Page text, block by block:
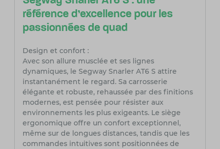
référence d'excellence pour les
passionnées de quad
Design et confort :
Avec son allure musclée et ses lignes
dynamiques, le Segway Snarler AT6 S attire
instantanément le regard. Sa carrosserie
élégante et robuste, rehaussée par des finitions
modernes, est pensée pour résister aux
environnements les plus exigeants. Le siège
ergonomique offre un confort exceptionnel,
même sur de longues distances, tandis que les
commandes intuitives sont positionnées de